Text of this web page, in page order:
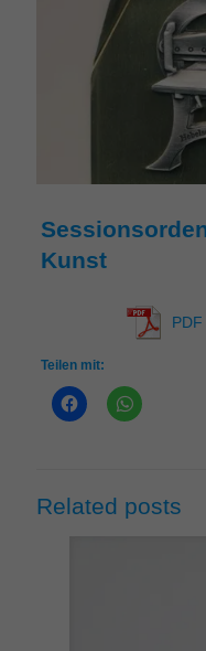
Kunst
Teilen mit:
Related posts